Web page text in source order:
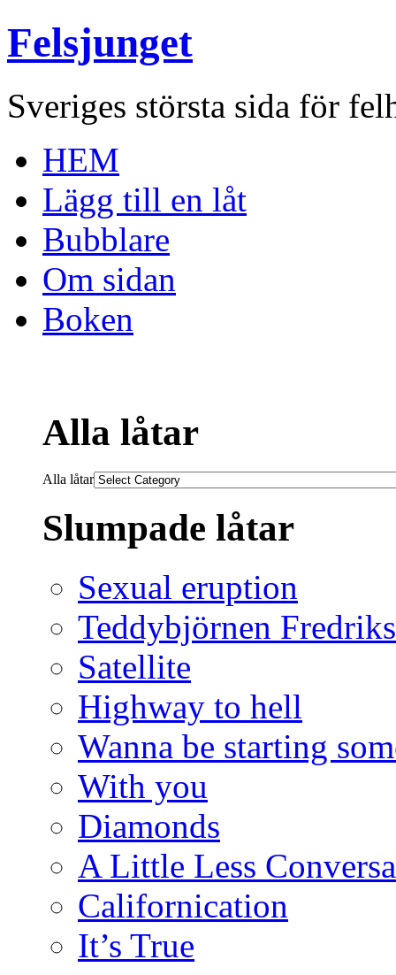
Felsjunget
Sveriges största sida för
HEM
Lägg till en låt
Bubblare
Om sidan
Boken
Alla låtar
Alla låtar
Slumpade låtar
Sexual eruption
Teddybjörnen
Satellite
Highway to hell
Wanna be starting
With you
Diamonds
A Little Less
Californication
It’s True